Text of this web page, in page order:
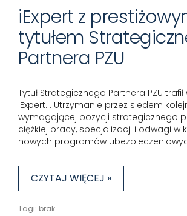
iExpert z
tytułem
Partnera PZU
Tytuł Strategicznego Partnera PZU
iExpert. . Utrzymanie przez siedem
wymagającej pozycji strategicznego
ciężkiej pracy, specjalizacji i odwagi w
nowych programów
CZYTAJ WIĘCEJ »
Tagi: brak